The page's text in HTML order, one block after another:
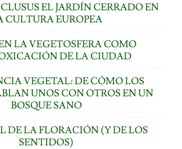
EL JARDÍN CERRADO EN
CULTURA EUROPEA
LA VEGETOSFERA COMO
DE LA CIUDAD
VEGETAL: DE CÓMO LOS
UNOS CON OTROS EN UN
BOSQUE SANO
DE LA FLORACIÓN (Y DE LOS
SENTIDOS)